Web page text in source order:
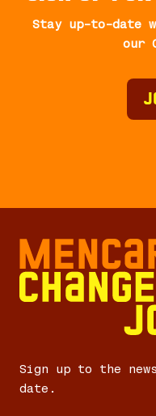
Stay up-to-date
our
Sign up to the
date.